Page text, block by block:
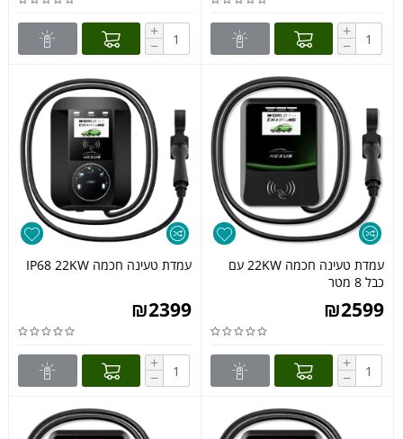
+
−
+
−
עמדת טעינה חכמה 22KW עם
כבל 8 מטר
₪2599
+
−
עמדת טעינה חכמה IP68 22KW
₪2399
+
−